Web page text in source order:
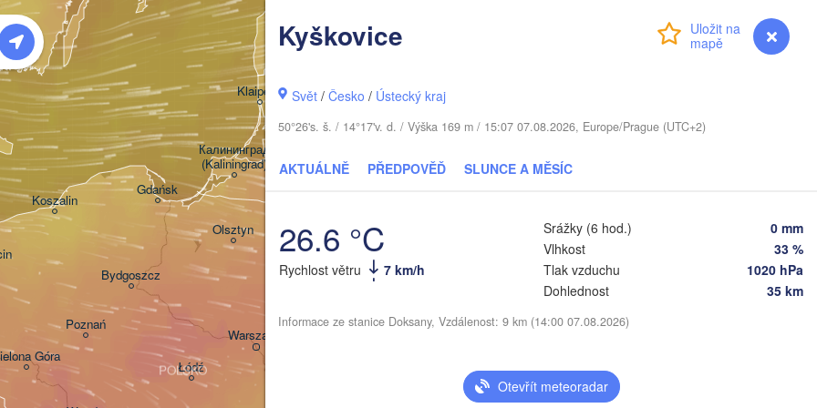
myVentusky Předpověď
Kyškovice
Svět /Česko / Ústecký kraj
50°26's. š. / 14°17'v. d. / Výška 169 m / 15:07 07.08.2026, Europe/Prague (UTC+2)
AKTUÁLNĚ PŘEDPOVĚĎ SLUNCE A MĚSÍC
26.6 °C
Rychlost větru 7 km/h
Srážky (6 hod.)
0 mm
Vlhkost
33 %
Tlak vzduchu
1020 hPa
Dohlednost
35 km
Informace ze stanice Doksany, Vzdálenost: 9 km (14:00 07.08.2026)
Otevřít meteoradar
Warszawa
Łódź
Poznań
Olsztyn
Koszalin
Klaipėda
Góra
Gdańsk
Калининград
(Kaliningrad)
Bydgoszcz
POLSKO
(Minsk)
Vilnius
Бабруйск
(Babrujsk)
Пінск
Салігорск
(Salihorsk)
(Hrodna)
(Viciebsk)
(Mahilioŭ)
Брэст
BĚLORUSKO
LITVA